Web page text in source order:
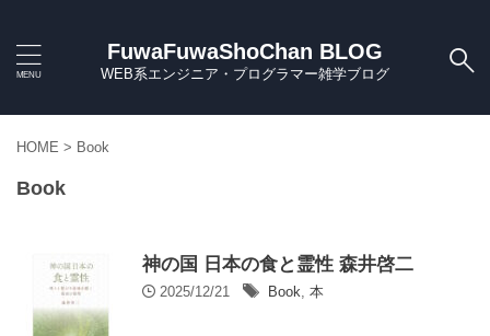
FuwaFuwaShoChan BLOG
WEB系エンジニア・プログラマー雑学ブログ
HOME > Book
Book
神の国 日本の食と霊性 森井啓二
2025/12/21 Book, 本